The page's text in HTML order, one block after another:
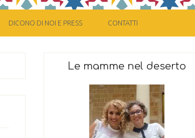
DICONO DI NOI E PRESS CONTATTI
Le mamme nel deserto